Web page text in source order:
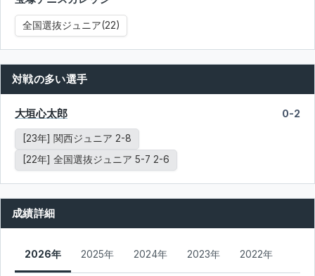
全国選抜ジュニア(22)
対戦の多い選手
大垣心太郎 0-2
[23年] 関西ジュニア 2-8
[22年] 全国選抜ジュニア 5-7 2-6
成績詳細
2026年 2025年 2024年 2023年 2022年